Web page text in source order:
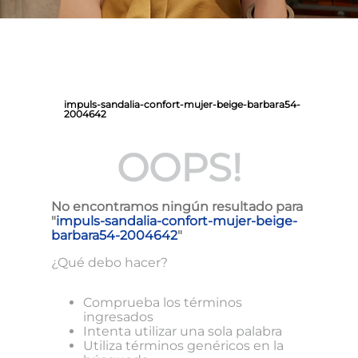
impuls-sandalia-confort-mujer-beige-barbara54-
2004642
OOPS!
No encontramos ningún resultado para
"impuls-sandalia-confort-mujer-beige-
barbara54-2004642"
¿Qué debo hacer?
Comprueba los términos
ingresados
Intenta utilizar una sola palabra
Utiliza términos genéricos en la